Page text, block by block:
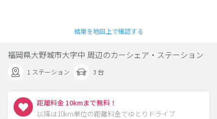
結果を地図上で確認する
福岡県大野城市大字中 周辺のカーシェア・ステーション
1 ステーション 3 台
距離料金 10kmまで無料！
以降は10km単位の距離料金でゆとりドライブ